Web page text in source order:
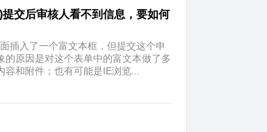
交后审核人看不到信息，要如何
插入了一个富文本框，但提交这个申
原因是对这个表单中的富文本做了多
和附件；也有可能是IE浏览...